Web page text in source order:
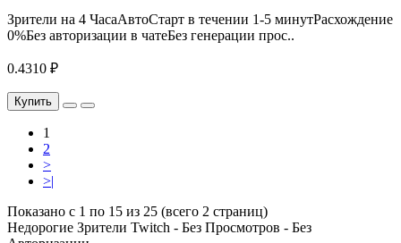
Зрители на 4 ЧасаАвтоСтарт в течении 1-5 минутРасхождение
0%Без авторизации в чатеБез генерации прос..
0.4310 ₽
Купить
1
2
>
>|
Показано с 1 по 15 из 25 (всего 2 страниц)
Недорогие Зрители Twitch - Без Просмотров - Без